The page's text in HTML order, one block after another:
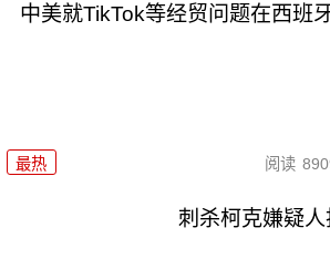
中美就TikTok等经贸问题在西班
最热 阅读
刺杀柯克嫌疑